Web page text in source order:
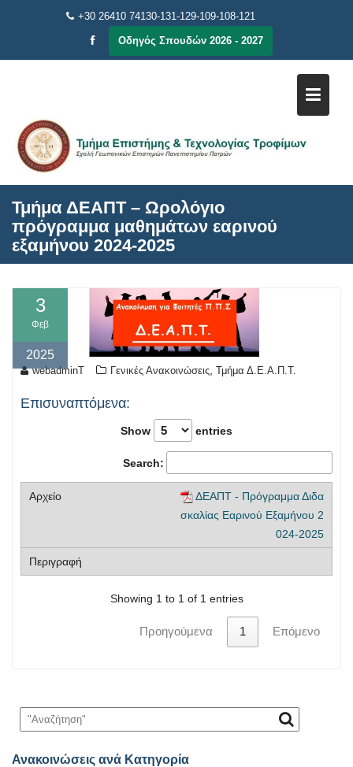
+30 26410 74130-131-129-109-108-121
Οδηγός Σπουδών 2026 - 2027
Τμήμα ΔΕΑΠΤ – Ωρολόγιο
πρόγραμμα μαθημάτων εαρινού
εξαμήνου 2024-2025
3
Φεβ
2025
webadminT Γενικές Ανακοινώσεις Τμήμα Δ.Ε.Α.Π.Τ.
Επισυναπτόμενα:
Show entries
Search:
ΔΕΑΠΤ - Πρόγραμμα Διδα
σκαλίας Εαρινού Εξαμήνου 2
024-2025
Showing 1 to 1 of 1 entries
Προηγούμενα 1 Επόμενο
Ανακοινώσεις ανά Κατηγορία